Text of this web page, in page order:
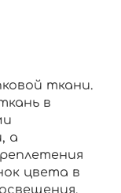
ткани.
в
а
цвета в